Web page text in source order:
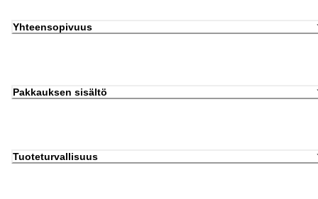
Yhteensopivuus
Pakkauksen sisältö
Tuoteturvallisuus